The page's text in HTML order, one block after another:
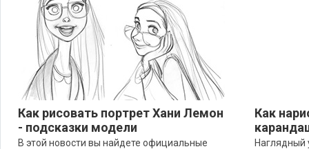
Как рисовать портрет Хани Лемон
- подсказки модели
В этой новости вы найдете официальные
Как
Наглядный